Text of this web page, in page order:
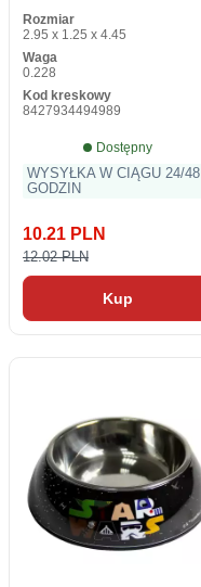
Rozmiar
2.95 x 1.25 x 4.45
Waga
0.228
Kod kreskowy
8427934494989
Dostępny
WYSYŁKA W CIĄGU 24/48
GODZIN
10.21 PLN
12.02 PLN
Kup